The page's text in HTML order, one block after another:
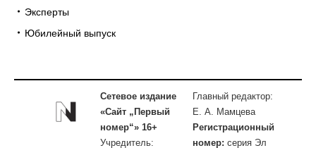
Эксперты
Юбилейный выпуск
Сетевое издание
«Сайт „Первый
номер“» 16+
Учредитель:
Главный редактор:
Е. А. Мамцева
Регистрационный
номер: серия Эл